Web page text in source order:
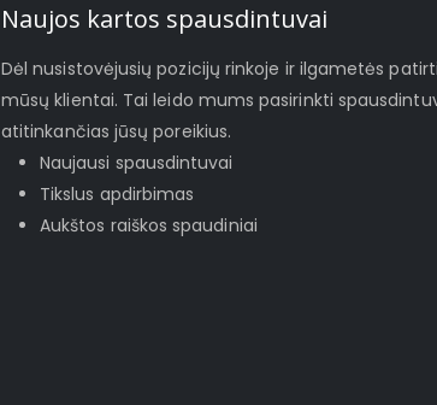
Naujos kartos spausdintuvai
Dėl nusistovėjusių pozicijų rinkoje ir ilgametės
mūsų klientai. Tai leido mums pasirinkti
atitinkančias jūsų poreikius.
Naujausi spausdintuvai
Tikslus apdirbimas
Aukštos raiškos spaudiniai